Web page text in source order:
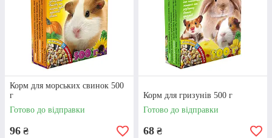
Корм для морських свинок 500
г
Готово до відправки
96 ₴
Корм для гризунів 500 г
Готово до відправки
68 ₴